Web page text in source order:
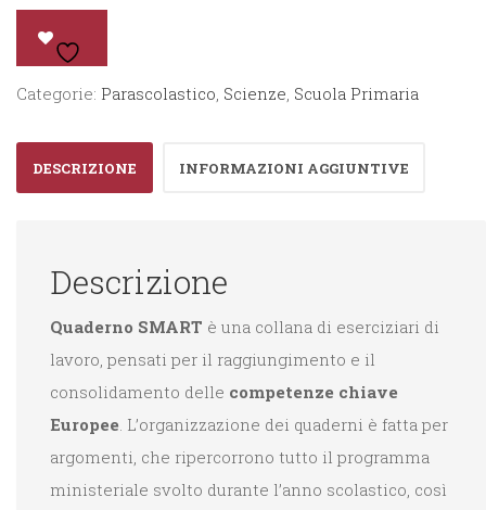
Scienze
quantità
Categorie: Parascolastico, Scienze, Scuola Primaria
DESCRIZIONE INFORMAZIONI AGGIUNTIVE
Descrizione
Quaderno SMART è una collana di eserciziari di
lavoro, pensati per il raggiungimento e il
consolidamento delle competenze chiave
Europee. L’organizzazione dei quaderni è fatta per
argomenti, che ripercorrono tutto il programma
ministeriale svolto durante l’anno scolastico, così